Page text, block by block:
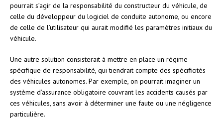
pourrait s’agir de la responsabilité du constructeur du véhicule, de
celle du développeur du logiciel de conduite autonome, ou encore
de celle de l’utilisateur qui aurait modifié les paramètres initiaux du
véhicule.
Une autre solution consisterait à mettre en place un régime
spécifique de responsabilité, qui tiendrait compte des spécificités
des véhicules autonomes. Par exemple, on pourrait imaginer un
système d’assurance obligatoire couvrant les accidents causés par
ces véhicules, sans avoir à déterminer une faute ou une négligence
particulière.